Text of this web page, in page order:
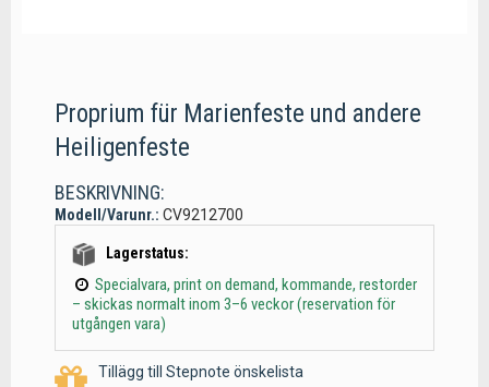
Proprium für Marienfeste und andere
Heiligenfeste
BESKRIVNING:
Modell/Varunr.: CV9212700
Lagerstatus:
Specialvara, print on demand, kommande, restorder
– skickas normalt inom 3–6 veckor (reservation för
utgången vara)
Tillägg till Stepnote önskelista